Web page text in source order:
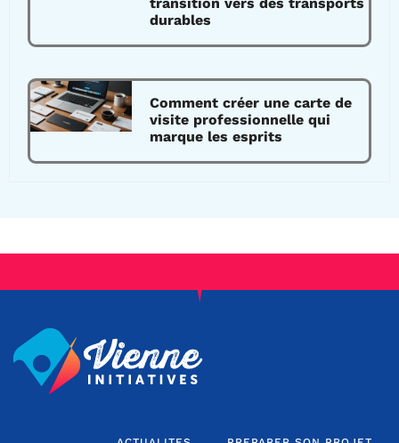
durables
Comment créer une carte de
visite professionnelle qui
marque les esprits